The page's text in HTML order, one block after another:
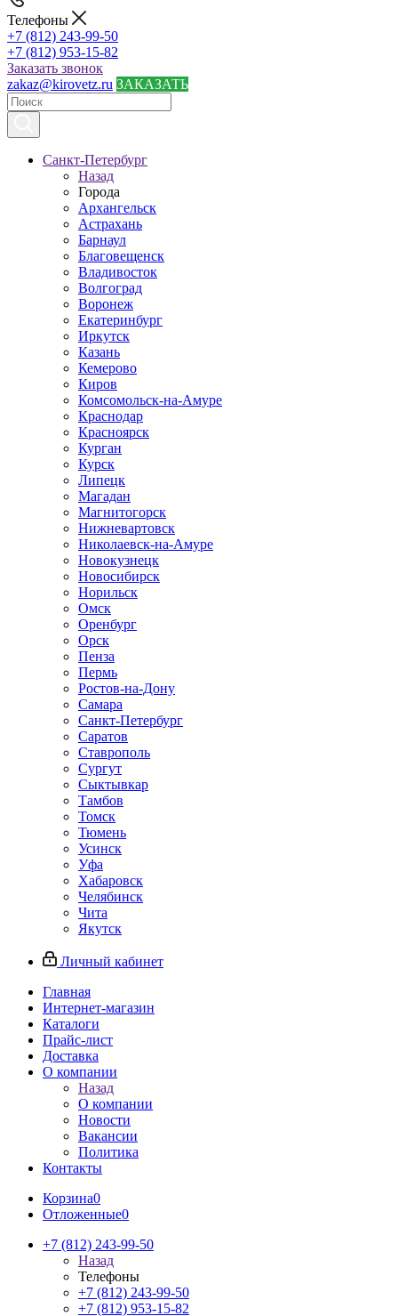
Телефоны
+7 (812) 243-99-50
+7 (812) 953-15-82
Заказать звонок
zakaz@kirovetz.ru ЗАКАЗАТЬ
Санкт-Петербург
Назад
Города
Архангельск
Астрахань
Барнаул
Благовещенск
Владивосток
Волгоград
Воронеж
Екатеринбург
Иркутск
Казань
Кемерово
Киров
Комсомольск-на-Амуре
Краснодар
Красноярск
Курган
Курск
Липецк
Магадан
Магнитогорск
Нижневартовск
Николаевск-на-Амуре
Новокузнецк
Новосибирск
Норильск
Омск
Оренбург
Орск
Пенза
Пермь
Ростов-на-Дону
Самара
Санкт-Петербург
Саратов
Ставрополь
Сургут
Сыктывкар
Тамбов
Томск
Тюмень
Усинск
Уфа
Хабаровск
Челябинск
Чита
Якутск
Личный кабинет
Главная
Интернет-магазин
Каталоги
Прайс-лист
Доставка
О компании
Назад
О компании
Новости
Вакансии
Политика
Контакты
Корзина0
Отложенные0
+7 (812) 243-99-50
Назад
Телефоны
+7 (812) 243-99-50
+7 (812) 953-15-82